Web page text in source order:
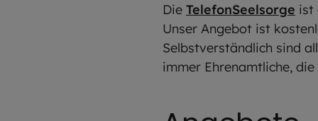
Die TelefonSeelsorge ist
Unser Angebot ist
Selbstverständlich sind
immer Ehrenamtliche,